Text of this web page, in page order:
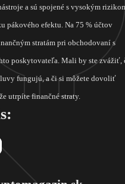
a sú spojené s vysokým
pákového efektu. Na 75 % účtov
stratám pri obchodovaní s
poskytovateľa. Mali by ste zvážiť,
fungujú, a či si môžete dovoliť
utrpíte finančné straty.